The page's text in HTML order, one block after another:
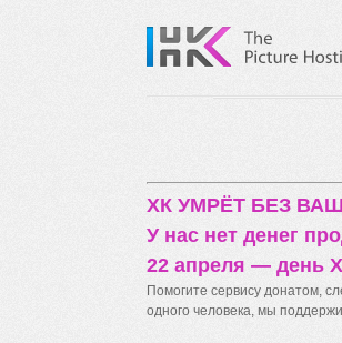
ХК УМРЁТ БЕЗ
У нас нет денег
22 апреля — день X
Помогите сервису донатом,
одного человека, мы